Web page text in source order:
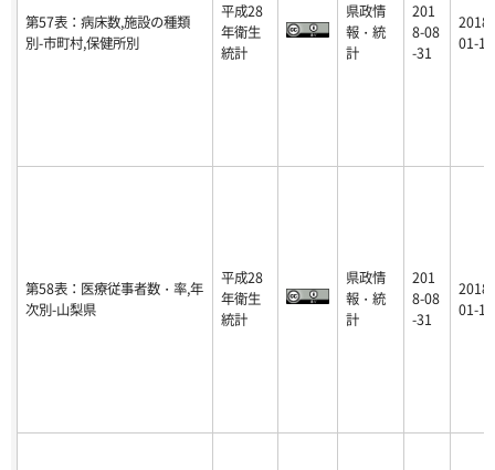
第57表：病床数,施設の種類
別-市町村,保健所別
平成28
年衛生
統計
県政情
報・統
計
201
8-08
-31
2018-
01-16
第58表：医療従事者数・率,年
次別-山梨県
平成28
年衛生
統計
県政情
報・統
計
201
8-08
-31
2018-
01-16